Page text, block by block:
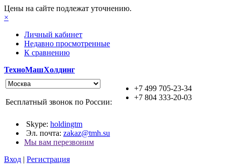
Цены на сайте подлежат уточнению.
×
Личный кабинет
Недавно просмотренные
К сравнению
ТехноМашХолдинг
+7 499 705-23-34
+7 804 333-20-03
Бесплатный звонок по России:
Skype: holdingtm
Эл. почта: zakaz@tmh.su
Мы вам перезвоним
Вход | Регистрация